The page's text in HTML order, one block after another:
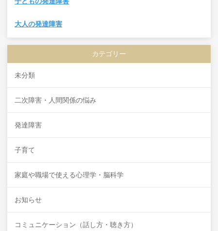
大人の発達障害
カテゴリー
未分類
二次障害・人間関係の悩み
発達障害
子育て
家庭や職場で使える心理学・脳科学
お知らせ
コミュニケーション（話し方・聴き方）